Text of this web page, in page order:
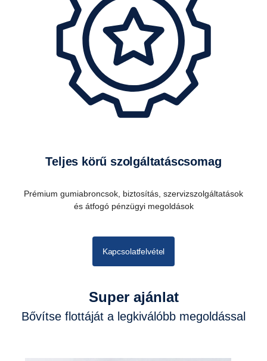
Teljes körű szolgáltatáscsomag
Prémium gumiabroncsok, biztosítás, szervizszolgáltatások
és átfogó pénzügyi megoldások
Kapcsolatfelvétel
Super ajánlat
Bővítse flottáját a legkiválóbb megoldással